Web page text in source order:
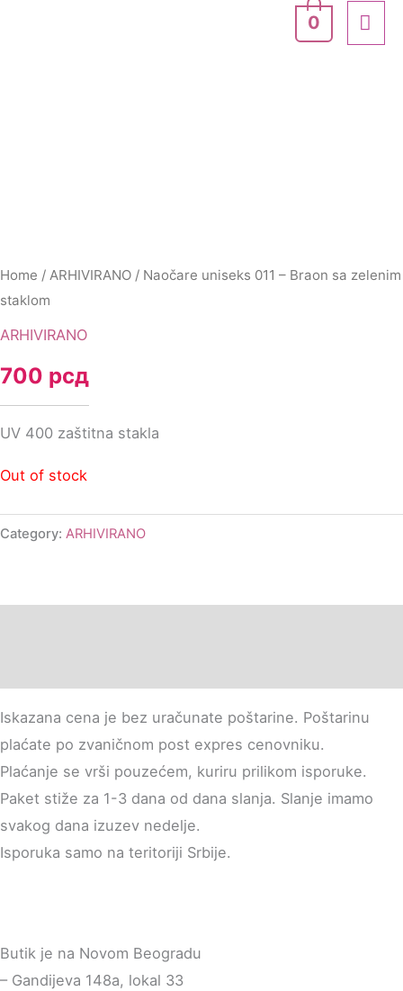
0
Home / ARHIVIRANO / Naočare uniseks 011 – Braon sa zelenim
staklom
ARHIVIRANO
700 рсд
UV 400 zaštitna stakla
Out of stock
Category: ARHIVIRANO
Iskazana cena je bez uračunate poštarine. Poštarinu
plaćate po zvaničnom post expres cenovniku.
Plaćanje se vrši pouzećem, kuriru prilikom isporuke.
Paket stiže za 1-3 dana od dana slanja. Slanje imamo
svakog dana izuzev nedelje.
Isporuka samo na teritoriji Srbije.
Butik je na Novom Beogradu
– Gandijeva 148a, lokal 33